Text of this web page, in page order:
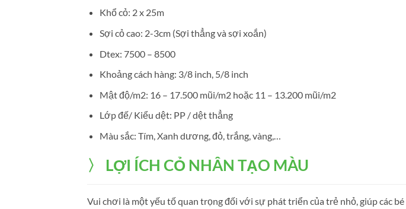
Khổ cỏ: 2 x 25m
Sợi cỏ cao: 2-3cm (Sợi thẳng và sợi xoắn)
Dtex: 7500 – 8500
Khoảng cách hàng: 3/8 inch, 5/8 inch
Mật độ/m2: 16 – 17.500 mũi/m2 hoặc 11 – 13.200 mũi/m2
Lớp đế/ Kiểu dệt: PP / dệt thẳng
Màu sắc: Tím, Xanh dương, đỏ, trắng, vàng,…
〉 LỢI ÍCH CỎ NHÂN TẠO MÀU
Vui chơi là một yếu tố quan trọng đối với sự phát triển của trẻ nhỏ, giúp các